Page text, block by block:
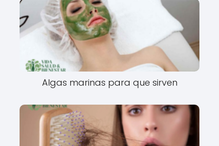
Algas marinas para que sirven